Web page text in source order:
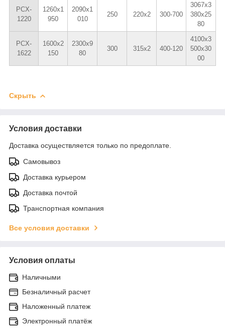
PCX-
1220
1260x1
950
2090x1
010
250 220x2 300-700
3067x3
380x25
80
PCX-
1622
1600x2
150
2300x9
80
300 315x2 400-120
4100x3
500x30
00
Скрыть
Условия доставки
Доставка осуществляется только по предоплате.
Самовывоз
Доставка курьером
Доставка почтой
Транспортная компания
Все условия доставки
Условия оплаты
Наличными
Безналичный расчет
Наложенный платеж
Электронный платёж